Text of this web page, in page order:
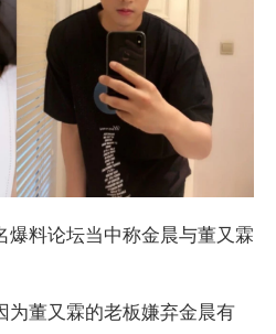
爆料论坛当中称金晨与董又霖
为董又霖的老板嫌弃金晨有